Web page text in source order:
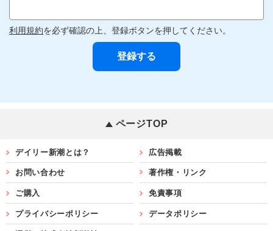
利用規約を必ず確認の上、登録ボタンを押してください。
ページTOP
デイリー新潮とは？ 広告掲載
お問い合わせ 著作権・リンク
ご購入 免責事項
プライバシーポリシー データポリシー